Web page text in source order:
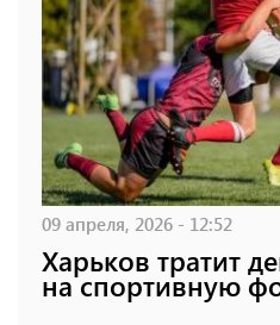
09 апреля, 2026 - 12:52
Харьков тратит
на спортивную